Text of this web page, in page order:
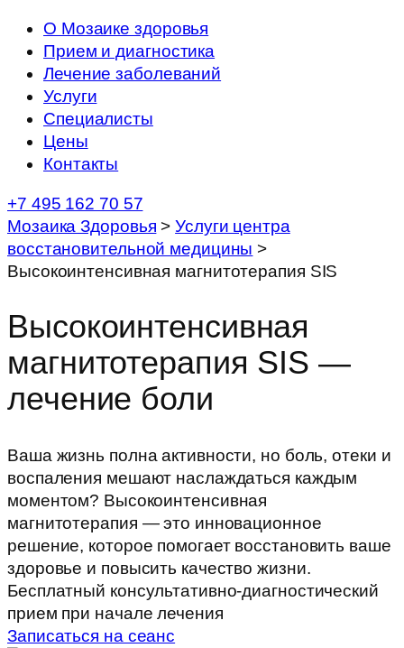
О Мозаике здоровья
Прием и диагностика
Лечение заболеваний
Услуги
Специалисты
Цены
Контакты
+7 495 162 70 57
Мозаика Здоровья >Услуги центра
восстановительной медицины >
Высокоинтенсивная магнитотерапия SIS
Высокоинтенсивная
магнитотерапия SIS —
лечение боли
Ваша жизнь полна активности, но боль, отеки и
воспаления мешают наслаждаться каждым
моментом? Высокоинтенсивная
магнитотерапия — это инновационное
решение, которое помогает восстановить ваше
здоровье и повысить качество жизни.
Бесплатный консультативно-диагностический
прием при начале лечения
Записаться на сеанс